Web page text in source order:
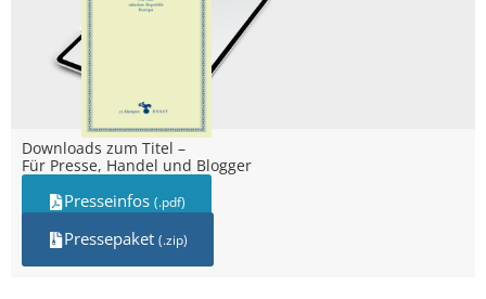
Downloads zum Titel –
Für Presse, Handel und Blogger
Presseinfos (.pdf)
Pressepaket (.zip)